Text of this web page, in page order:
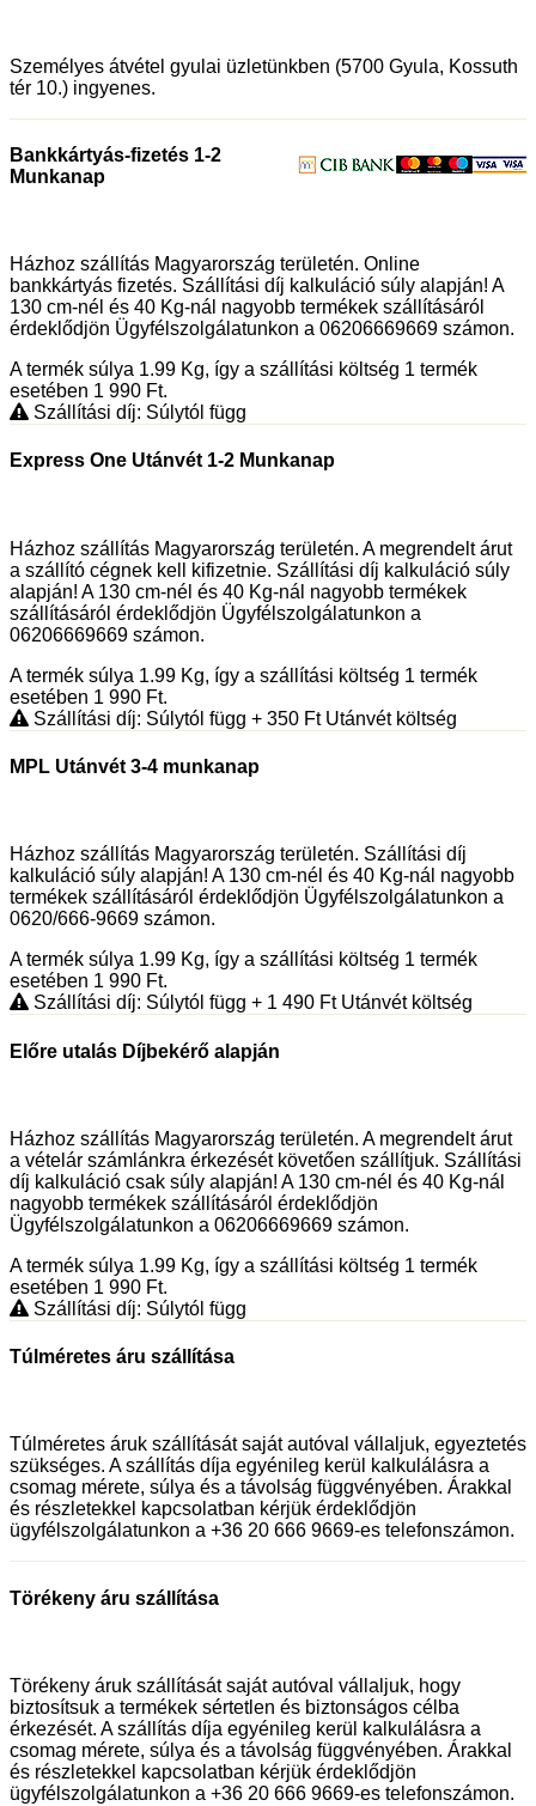
Személyes átvétel gyulai üzletünkben (5700 Gyula, Kossuth
tér 10.) ingyenes.
Bankkártyás-fizetés 1-2
Munkanap
Házhoz szállítás Magyarország területén. Online
bankkártyás fizetés. Szállítási díj kalkuláció súly alapján! A
130 cm-nél és 40 Kg-nál nagyobb termékek szállításáról
érdeklődjön Ügyfélszolgálatunkon a 06206669669 számon.
A termék súlya 1.99 Kg, így a szállítási költség 1 termék
esetében 1 990 Ft.
Szállítási díj: Súlytól függ
Express One Utánvét 1-2 Munkanap
Házhoz szállítás Magyarország területén. A megrendelt árut
a szállító cégnek kell kifizetnie. Szállítási díj kalkuláció súly
alapján! A 130 cm-nél és 40 Kg-nál nagyobb termékek
szállításáról érdeklődjön Ügyfélszolgálatunkon a
06206669669 számon.
A termék súlya 1.99 Kg, így a szállítási költség 1 termék
esetében 1 990 Ft.
Szállítási díj: Súlytól függ + 350 FtUtánvét költség
MPL Utánvét 3-4 munkanap
Házhoz szállítás Magyarország területén. Szállítási díj
kalkuláció súly alapján! A 130 cm-nél és 40 Kg-nál nagyobb
termékek szállításáról érdeklődjön Ügyfélszolgálatunkon a
0620/666-9669 számon.
A termék súlya 1.99 Kg, így a szállítási költség 1 termék
esetében 1 990 Ft.
Szállítási díj: Súlytól függ + 1 490 FtUtánvét költség
Előre utalás Díjbekérő alapján
Házhoz szállítás Magyarország területén. A megrendelt árut
a vételár számlánkra érkezését követően szállítjuk. Szállítási
díj kalkuláció csak súly alapján! A 130 cm-nél és 40 Kg-nál
nagyobb termékek szállításáról érdeklődjön
Ügyfélszolgálatunkon a 06206669669 számon.
A termék súlya 1.99 Kg, így a szállítási költség 1 termék
esetében 1 990 Ft.
Szállítási díj: Súlytól függ
Túlméretes áru szállítása
Túlméretes áruk szállítását saját autóval vállaljuk, egyeztetés
szükséges. A szállítás díja egyénileg kerül kalkulálásra a
csomag mérete, súlya és a távolság függvényében. Árakkal
és részletekkel kapcsolatban kérjük érdeklődjön
ügyfélszolgálatunkon a +36 20 666 9669-es telefonszámon.
Törékeny áru szállítása
Törékeny áruk szállítását saját autóval vállaljuk, hogy
biztosítsuk a termékek sértetlen és biztonságos célba
érkezését. A szállítás díja egyénileg kerül kalkulálásra a
csomag mérete, súlya és a távolság függvényében. Árakkal
és részletekkel kapcsolatban kérjük érdeklődjön
ügyfélszolgálatunkon a +36 20 666 9669-es telefonszámon.